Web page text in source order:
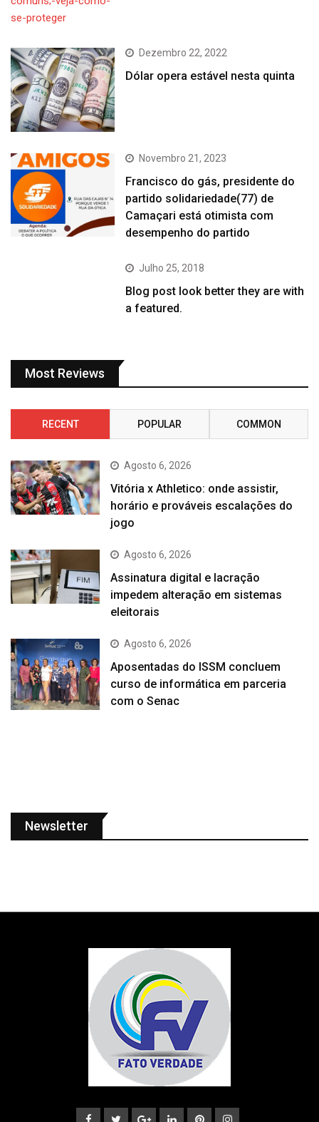
Dezembro 22, 2022
Dólar opera estável nesta quinta
Novembro 21, 2023
Francisco do gás, presidente do
partido solidariedade(77) de
Camaçari está otimista com
desempenho do partido
Julho 25, 2018
Blog post look better they are with
a featured.
Most Reviews
RECENT POPULAR COMMON
Agosto 6, 2026
Vitória x Athletico: onde assistir,
horário e prováveis escalações do
jogo
Agosto 6, 2026
Assinatura digital e lacração
impedem alteração em sistemas
eleitorais
Agosto 6, 2026
Aposentadas do ISSM concluem
curso de informática em parceria
com o Senac
Newsletter